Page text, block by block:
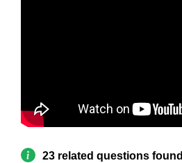
23 related questions found